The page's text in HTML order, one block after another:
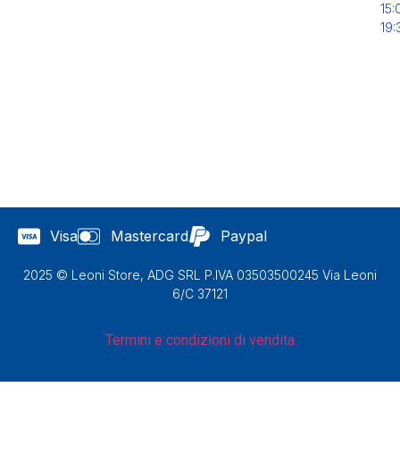
Visa Mastercard Paypal
2025 © Leoni Store, ADG SRL P.IVA 03503500245 Via Leoni
6/C 37121
Termini e condizioni di vendita